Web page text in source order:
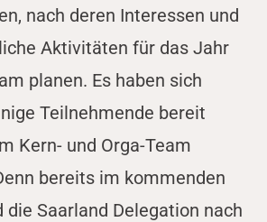
nach deren Interessen und
Aktivitäten für das Jahr
planen. Es haben sich
Teilnehmende bereit
Kern- und Orga-Team
bereits im kommenden
die Saarland Delegation nach